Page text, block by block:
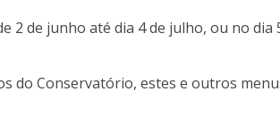
de junho até dia 4 de julho, ou no dia
do Conservatório, estes e outros